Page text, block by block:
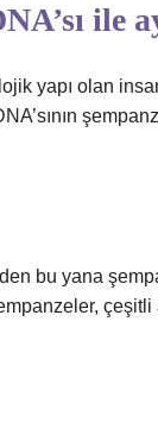
ile
yapı olan
bu yana